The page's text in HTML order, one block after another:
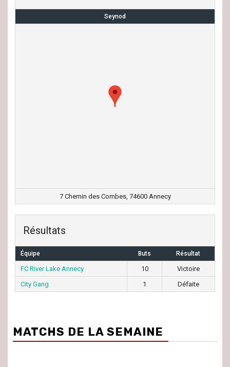
Seynod
7 Chemin des Combes, 74600 Annecy
Résultats
Équipe Buts Résultat
FC River Lake Annecy 10
Victoire
City Gang
1 Défaite
MATCHS DE LA SEMAINE